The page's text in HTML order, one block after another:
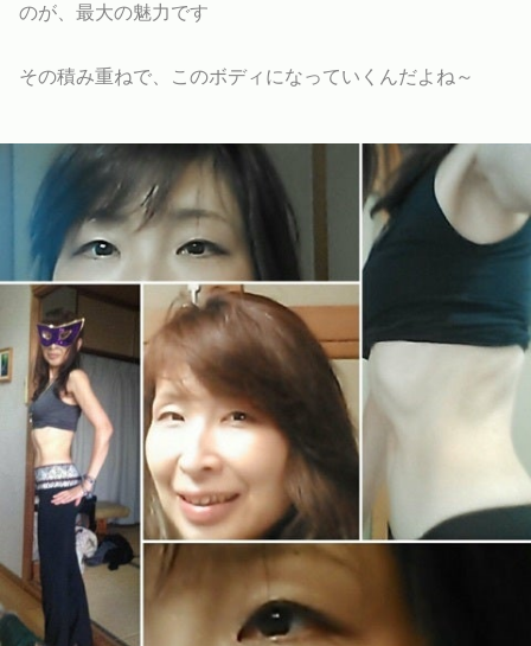
のが、最大の魅力です
その積み重ねで、このボディになっていくんだよね～